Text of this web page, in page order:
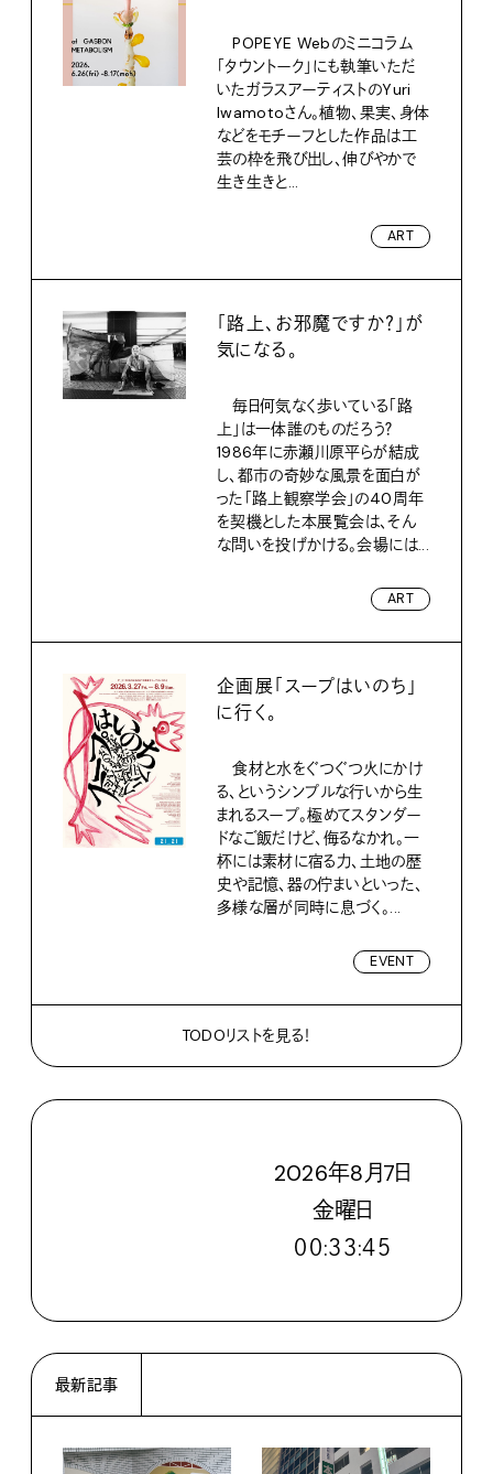
POPEYE Webのミニコラム
「タウントーク」にも執筆いただ
いたガラスアーティストのYuri
Iwamotoさん。植物、果実、身体
などをモチーフとした作品は工
芸の枠を飛び出し、伸びやかで
生き生きと...
ART
「路上、お邪魔ですか？」が
気になる。
毎日何気なく歩いている「路
上」は一体誰のものだろう？
1986年に赤瀬川原平らが結成
し、都市の奇妙な風景を面白が
った「路上観察学会」の40周年
を契機とした本展覧会は、そん
な問いを投げかける。会場には...
ART
企画展「スープはいのち」
に行く。
食材と水をぐつぐつ火にかけ
る、というシンプルな行いから生
まれるスープ。極めてスタンダー
ドなご飯だけど、侮るなかれ。一
杯には素材に宿る力、土地の歴
史や記憶、器の佇まいといった、
多様な層が同時に息づく。...
EVENT
TODOリストを見る！
2026年8月7日
金曜日
００:３３:４７
最新記事